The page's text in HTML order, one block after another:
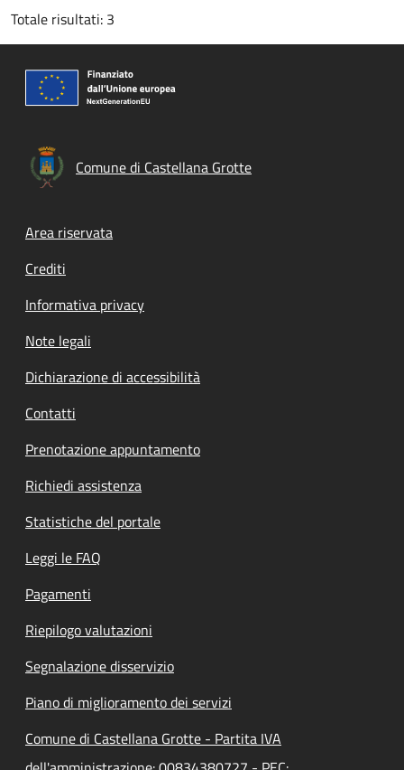
Totale risultati: 3
Comune di Castellana Grotte
Footer menu
Area riservata
Crediti
Informativa privacy
Note legali
Dichiarazione di accessibilità
Contatti
Prenotazione appuntamento
Richiedi assistenza
Statistiche del portale
Leggi le FAQ
Pagamenti
Riepilogo valutazioni
Segnalazione disservizio
Piano di miglioramento dei servizi
Comune di Castellana Grotte - Partita IVA